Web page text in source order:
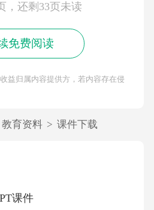
，还剩33页未读
免费阅读
益归属内容提供方，若内容存在侵
教育资料 > 课件下载
课件